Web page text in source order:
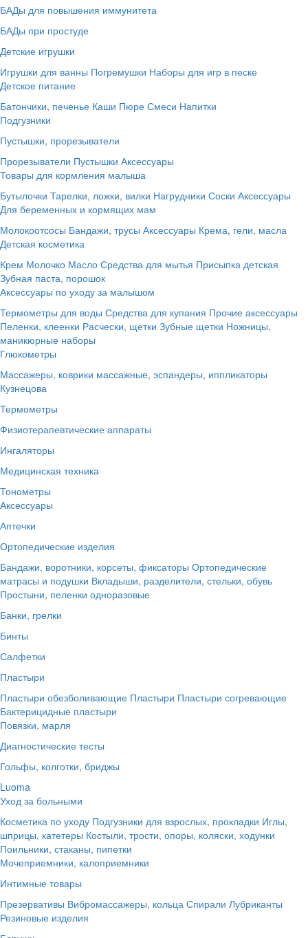
БАДы для повышения иммунитета
БАДы при простуде
Детские игрушки
Игрушки для ванны Погремушки Наборы для игр в песке
Детское питание
Батончики, печенье Каши Пюре Смеси Напитки
Подгузники
Пустышки, прорезыватели
Прорезыватели Пустышки Аксессуары
Товары для кормления малыша
Бутылочки Тарелки, ложки, вилки Нагрудники Соски Аксессуары
Для беременных и кормящих мам
Молокоотсосы Бандажи, трусы Аксессуары Крема, гели, масла
Детская косметика
Крем Молочко Масло Средства для мытья Присыпка детская
Зубная паста, порошок
Аксессуары по уходу за малышом
Термометры для воды Средства для купания Прочие аксессуары
Пеленки, клеенки Расчески, щетки Зубные щетки Ножницы,
маникюрные наборы
Глюкометры
Массажеры, коврики массажные, эспандеры, иппликаторы
Кузнецова
Термометры
Физиотерапевтические аппараты
Ингаляторы
Медицинская техника
Тонометры
Аксессуары
Аптечки
Ортопедические изделия
Бандажи, воротники, корсеты, фиксаторы Ортопедические
матрасы и подушки Вкладыши, разделители, стельки, обувь
Простыни, пеленки одноразовые
Банки, грелки
Бинты
Салфетки
Пластыри
Пластыри обезболивающие Пластыри Пластыри согревающие
Бактерицидные пластыри
Повязки, марля
Диагностические тесты
Гольфы, колготки, бриджы
Luoma
Уход за больными
Косметика по уходу Подгузники для взрослых, прокладки Иглы,
шприцы, катетеры Костыли, трости, опоры, коляски, ходунки
Поильники, стаканы, пипетки
Мочеприемники, калоприемники
Интимные товары
Презервативы Вибромассажеры, кольца Спирали Лубриканты
Резиновые изделия